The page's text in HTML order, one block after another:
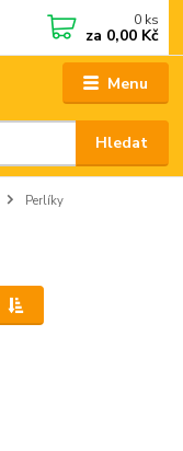
Menu
Hledat
0 ks
za 0,00 Kč
Perlíky